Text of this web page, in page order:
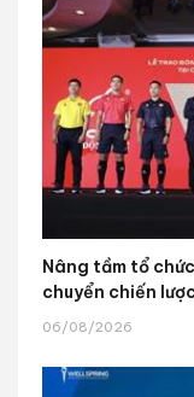
Nâng tầm tổ
chuyển chiến
06/08/2026